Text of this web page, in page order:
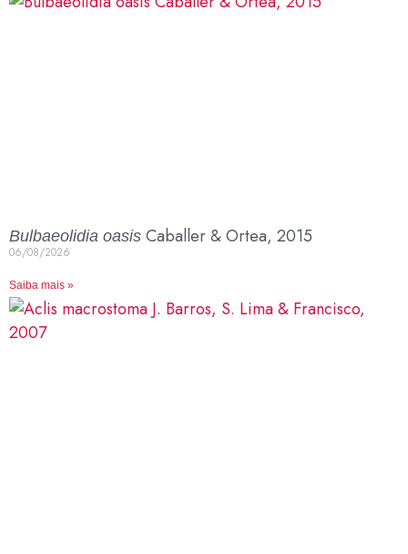
Bulbaeolidia oasis Caballer & Ortea, 2015
06/08/2026
Saiba mais »